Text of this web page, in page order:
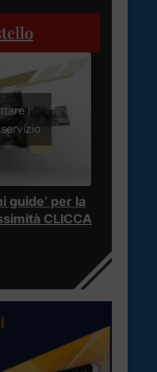
i
guide’ per la
CLICCA